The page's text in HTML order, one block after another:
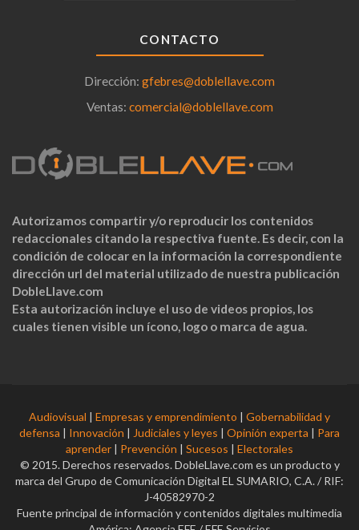
CONTACTO
Dirección: gfebres@doblellave.com
Ventas: comercial@doblellave.com
Autorizamos compartir y/o reproducir los contenidos
redaccionales citando la respectiva fuente. Es decir, con la
condición de colocar en la información la correspondiente
dirección url del material utilizado de nuestra publicación
DobleLlave.com
Esta autorización incluye el uso de videos propios, los
cuales tienen visible un ícono, logo o marca de agua.
Audiovisual | Empresas y emprendimiento | Gobernabilidad y
defensa | Innovación | Judiciales y leyes | Opinión experta | Para
aprender | Prevención | Sucesos | Electorales
© 2015. Derechos reservados. DobleLlave.com es un producto y
marca del Grupo de Comunicación Digital EL SUMARIO, C.A. / RIF:
J-40582970-2
Fuente principal de información y contenidos digitales multimedia